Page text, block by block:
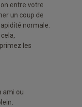
entre votre
un coup de
normale.
les
ami ou